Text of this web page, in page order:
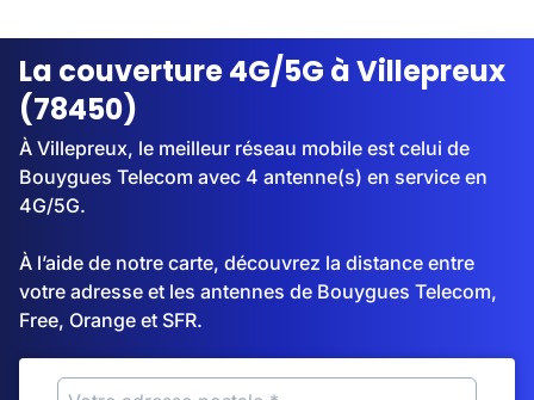
Streaming
La couverture 4G/5G à Villepreux
(78450)
À Villepreux, le meilleur réseau mobile est celui de
Bouygues Telecom avec 4 antenne(s) en service en
4G/5G.
À l’aide de notre carte, découvrez la distance entre
votre adresse et les antennes de Bouygues Telecom,
Free, Orange et SFR.